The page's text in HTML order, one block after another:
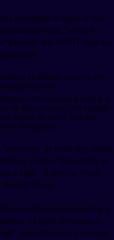
porcentaje en inglés se dice
como "per-SEN-
"percent" (per-SENT). Aquí hay
entender:
a un número concreto. Por
por ciento).
del concepto general o de
un número exacto. Por ejemplo:
passed the exam" (Un alto
el examen).
de forma muy similar,
Si dices "el porcentaje es
is high". Si dices "el 70 por
directo.
también puedes encontrar la
En inglés americano, lo
. Ambas formas son correctas,